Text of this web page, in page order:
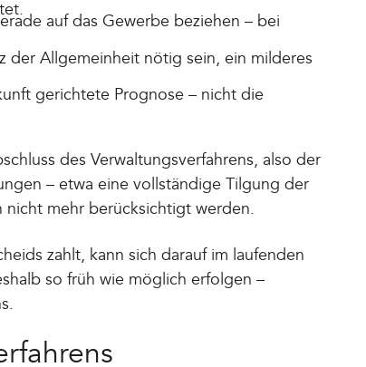
auf das Gewerbe beziehen – bei
der Allgemeinheit nötig sein, ein milderes
gerichtete Prognose – nicht die
des Verwaltungsverfahrens, also der
– etwa eine vollständige Tilgung der
nicht mehr berücksichtigt werden.
zahlt, kann sich darauf im laufenden
so früh wie möglich erfolgen –